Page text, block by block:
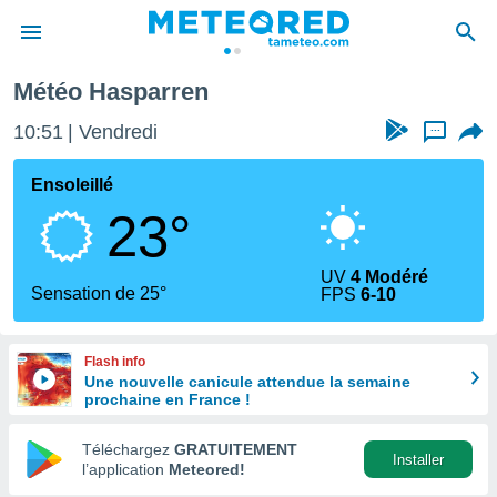
de
en
Météo Hasparren
10:51 Vendredi ...
Ensoleillé
23°
Sensation de 25°
UV4 Modéré
FPS6-10
Flash info
Une nouvelle canicule attendue la semaine
prochaine en France !
Téléchargez GRATUITEMENT
l’application Meteored!
Installer